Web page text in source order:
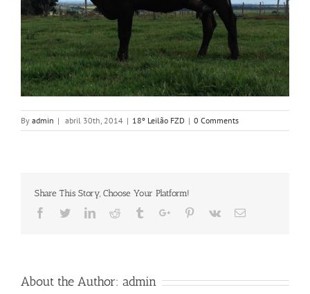
By admin | abril 30th, 2014 | 18º Leilão FZD | 0 Comments
Share This Story, Choose Your Platform!
Facebook
TwitterLinkedinReddit TumblrGoogle+Pinterest
Vk Email
About the Author: admin